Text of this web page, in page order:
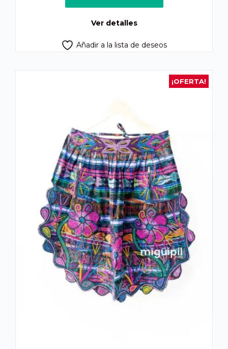
era:
es:
Ver detalles
Añadir a la lista de deseos
¡OFERTA!